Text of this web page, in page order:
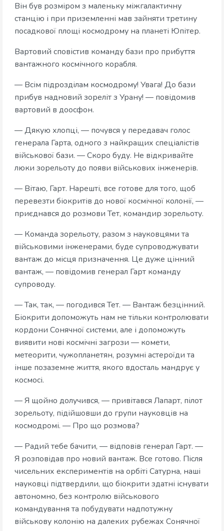
Він був розміром з маленьку міжгалактичну
станцію і при приземленні мав зайняти третину
посадкової площі космодрому на планеті Юпітер.
Вартовий сповістив команду бази про прибуття
вантажного космічного корабля.
— Всім підрозділам космодрому! Увага! До бази
прибув надновий зореліт з Урану! — повідомив
вартовий в доосфон.
— Дякую хлопці, — почувся у передавач голос
генерала Гарта, одного з найкращих спеціалістів
військової бази. — Скоро буду. Не відкривайте
люки зорельоту до появи військових інженерів.
— Вітаю, Гарт. Нарешті, все готове для того, щоб
перевезти біокритів до нової космічної колонії, —
приєднався до розмови Тет, командир зорельоту.
— Команда зорельоту, разом з науковцями та
військовими інженерами, буде супроводжувати
вантаж до місця призначення. Це дуже цінний
вантаж, — повідомив генерал Гарт команду
супроводу.
— Так, так, — погодився Тет. — Вантаж безцінний.
Біокрити допоможуть нам не тільки контролювати
кордони Сонячної системи, але і допоможуть
виявити нові космічні загрози — комети,
метеорити, чужопланетян, розумні астероїди та
інше позаземне життя, якого вдосталь мандрує у
космосі.
— Я щойно долучився, — привітався Лапарт, пілот
зорельоту, підійшовши до групи науковців на
космодромі. — Про що розмова?
— Радий тебе бачити, — відповів генерал Гарт. —
Я розповідав про новий вантаж. Все готово. Після
чисельних експериментів на орбіті Сатурна, наші
науковці підтвердили, що біокрити здатні існувати
автономно, без контролю військового
командування та побудувати надпотужну
військову колонію на далеких рубежах Сонячної